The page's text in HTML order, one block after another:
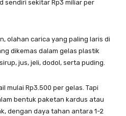
sendiri sekitar Rp3 miliar per
olahan carica yang paling laris di
dikemas dalam gelas plastik
jus, jeli, dodol, serta puding.
mulai Rp3.500 per gelas. Tapi
bentuk paketan kardus atau
dengan daya tahan antara 1-2